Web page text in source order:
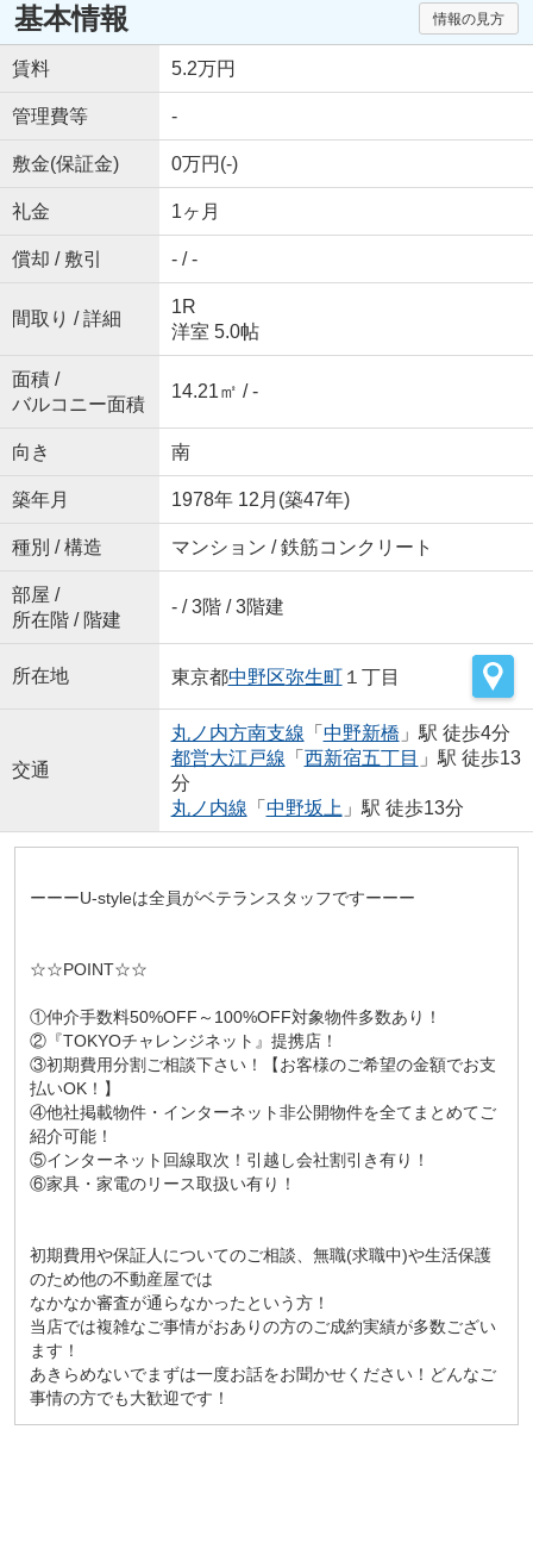
基本情報 情報の見方
賃料 5.2万円
管理費等 -
敷金(保証金) 0万円(-)
礼金 1ヶ月
償却 / 敷引 - / -
間取り / 詳細
1R
洋室 5.0帖
面積 /
バルコニー面積
14.21㎡ / -
向き 南
築年月 1978年 12月(築47年)
種別 / 構造 マンション / 鉄筋コンクリート
部屋 /
所在階 / 階建
- / 3階 / 3階建
所在地 東京都中野区弥生町１丁目
交通
丸ノ内方南支線 「 中野新橋 」駅 徒歩4分
都営大江戸線 「 西新宿五丁目 」駅 徒歩13
分
丸ノ内線 「 中野坂上 」駅 徒歩13分
ーーーU-styleは全員がベテランスタッフですーーー
☆☆POINT☆☆
①仲介手数料50%OFF～100%OFF対象物件多数あり！
②『TOKYOチャレンジネット』提携店！
③初期費用分割ご相談下さい！【お客様のご希望の金額でお支
払いOK！】
④他社掲載物件・インターネット非公開物件を全てまとめてご
紹介可能！
⑤インターネット回線取次！引越し会社割引き有り！
⑥家具・家電のリース取扱い有り！
初期費用や保証人についてのご相談、無職(求職中)や生活保護
のため他の不動産屋では
なかなか審査が通らなかったという方！
当店では複雑なご事情がおありの方のご成約実績が多数ござい
ます！
あきらめないでまずは一度お話をお聞かせください！どんなご
事情の方でも大歓迎です！